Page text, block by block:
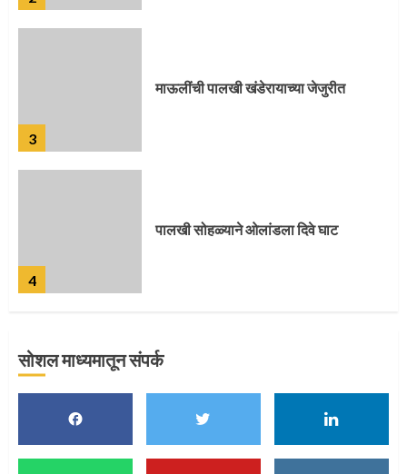
4
पालखी सोहळ्याने ओलांडला दिवे घाट
5
पुणेकरांकडून पालख्यांचे उत्साही स्वागत
मुख्यमंत्र्यांच्या हस्ते विठ्ठलाची महापूजा
सोशल माध्यमातून संपर्क